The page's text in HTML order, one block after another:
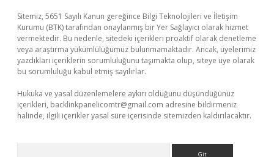
Sitemiz, 5651 Sayılı Kanun gereğince Bilgi Teknolojileri ve İletişim
Kurumu (BTK) tarafından onaylanmış bir Yer Sağlayıcı olarak hizmet
vermektedir. Bu nedenle, sitedeki içerikleri proaktif olarak denetleme
veya araştırma yükümlülüğümüz bulunmamaktadır. Ancak, üyelerimiz
yazdıkları içeriklerin sorumluluğunu taşımakta olup, siteye üye olarak
bu sorumluluğu kabul etmiş sayılırlar.
Hukuka ve yasal düzenlemelere aykırı olduğunu düşündüğünüz
içerikleri, backlinkpanelicomtr@gmail.com adresine bildirmeniz
halinde, ilgili içerikler yasal süre içerisinde sitemizden kaldırılacaktır.